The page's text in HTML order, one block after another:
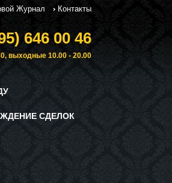
Журнал Контакты
646 00 46
выходные 10.00 - 20.00
СДЕЛОК